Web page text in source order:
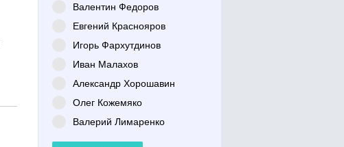
Валентин Федоров
Евгений Краснояров
Игорь Фархутдинов
Иван Малахов
Александр Хорошавин
Олег Кожемяко
Валерий Лимаренко